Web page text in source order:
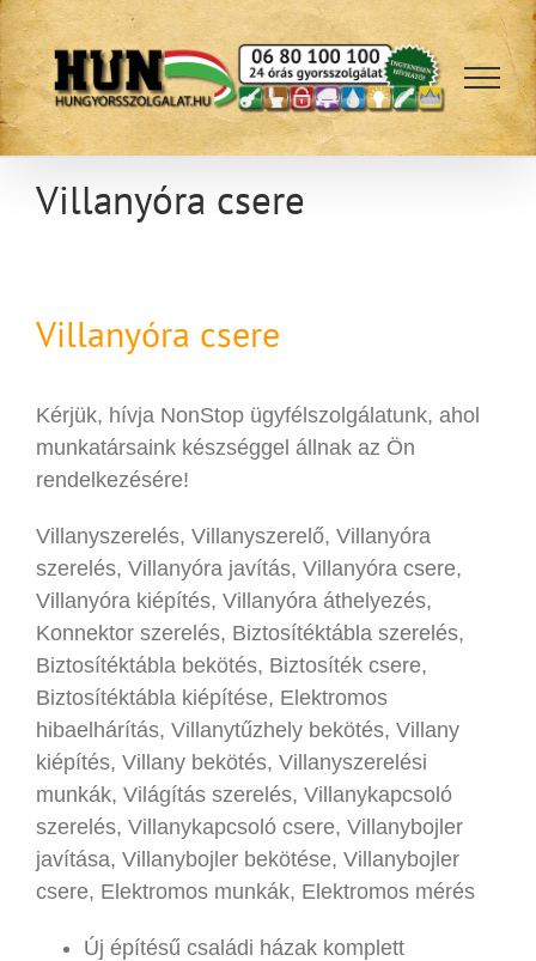
Kihagyás
Villanyóra csere
Villanyóra csere
Kérjük, hívja NonStop ügyfélszolgálatunk, ahol
munkatársaink készséggel állnak az Ön
rendelkezésére!
Villanyszerelés, Villanyszerelő, Villanyóra
szerelés, Villanyóra javítás, Villanyóra csere,
Villanyóra kiépítés, Villanyóra áthelyezés,
Konnektor szerelés, Biztosítéktábla szerelés,
Biztosítéktábla bekötés, Biztosíték csere,
Biztosítéktábla kiépítése, Elektromos
hibaelhárítás, Villanytűzhely bekötés, Villany
kiépítés, Villany bekötés, Villanyszerelési
munkák, Világítás szerelés, Villanykapcsoló
szerelés, Villanykapcsoló csere, Villanybojler
javítása, Villanybojler bekötése, Villanybojler
csere, Elektromos munkák, Elektromos mérés
Új építésű családi házak komplett